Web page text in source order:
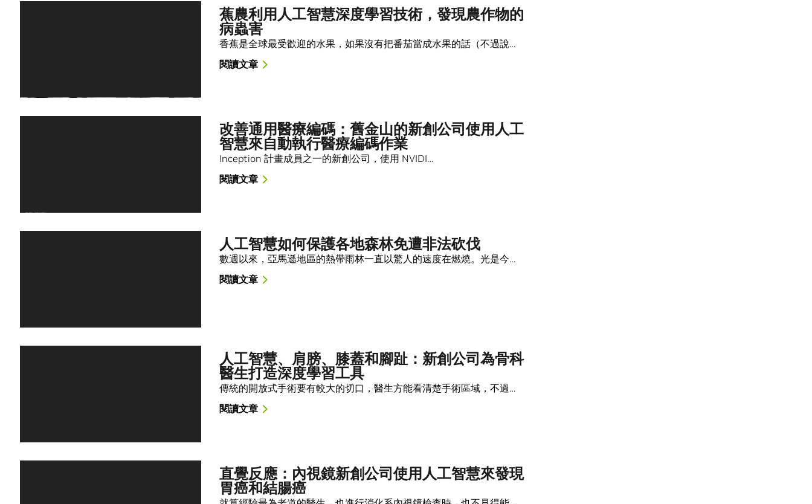
蕉農利用人工智慧深度學習技術，發現農作物的
病蟲害
香蕉是全球最受歡迎的水果，如果沒有把番茄當成水果的話（不過說…
閱讀文章
改善通用醫療編碼：舊金山的新創公司使用人工
智慧來自動執行醫療編碼作業
Inception 計畫成員之一的新創公司，使用 NVIDI…
閱讀文章
人工智慧如何保護各地森林免遭非法砍伐
數週以來，亞馬遜地區的熱帶雨林一直以驚人的速度在燃燒。光是今…
閱讀文章
人工智慧、肩膀、膝蓋和腳趾：新創公司為骨科
醫生打造深度學習工具
傳統的開放式手術要有較大的切口，醫生方能看清楚手術區域，不過…
閱讀文章
直覺反應：內視鏡新創公司使用人工智慧來發現
胃癌和結腸癌